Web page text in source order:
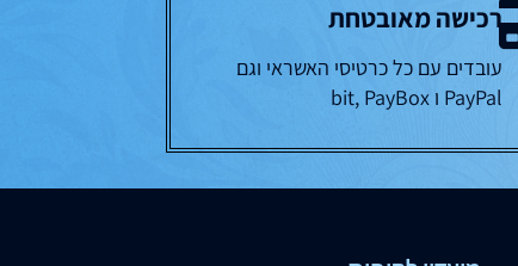
רכישה מאובטחת
עובדים עם כל כרטיסי האשראי וגם
PayPal ו bit, PayBox